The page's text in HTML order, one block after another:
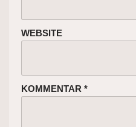
WEBSITE
KOMMENTAR *